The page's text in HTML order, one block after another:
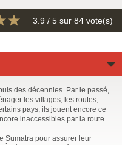
3.9 / 5 sur 84 vote(s)
des décennies. Par le passé,
les villages, les routes,
pays, ils jouent encore ce
inaccessibles par la route.
Sumatra pour assurer leur